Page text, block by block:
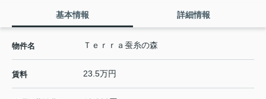
基本情報 詳細情報
物件名 Ｔｅｒｒａ蚕糸の森
賃料 23.5万円